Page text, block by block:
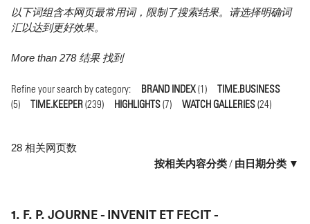
以下词组含本网页最常用词，限制了搜索结果。请选择明确词
汇以达到更好效果。
More than 278 结果 找到
Refine your search by category: BRAND INDEX(1)
TIME.BUSINESS
(5)
TIME.KEEPER(239) HIGHLIGHTS(7) WATCH GALLERIES(24)
28 相关网页数
按相关内容分类/ 由日期分类 ▼
1. F. P. JOURNE - INVENIT ET FECIT -